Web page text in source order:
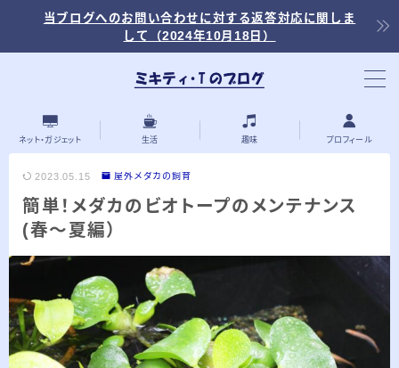
当ブログへのお問い合わせに対する返答対応に関しま
して（2024年10月18日）
最近の投稿
「浅羽ビオトープ」で野鳥観察 ～2026年
3月～
2026.03.30
「秋ヶ瀬公園」春の野鳥観察 ～2026年3
月～
2026.03.08
ネット・ガジェット 生活 趣味 プロフィール
2023.05.15 屋外メダカの飼育
簡単！メダカのビオトープのメンテナンス
(春～夏編）